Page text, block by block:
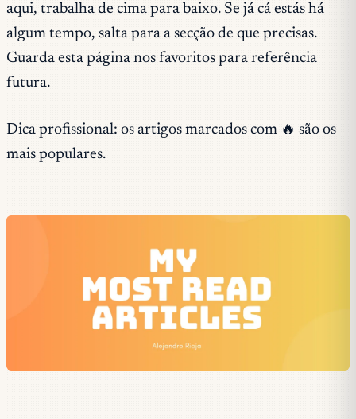
aqui, trabalha de cima para baixo. Se já cá estás há
algum tempo, salta para a secção de que precisas.
Guarda esta página nos favoritos para referência
futura.
Dica profissional: os artigos marcados com 🔥 são os
mais populares.